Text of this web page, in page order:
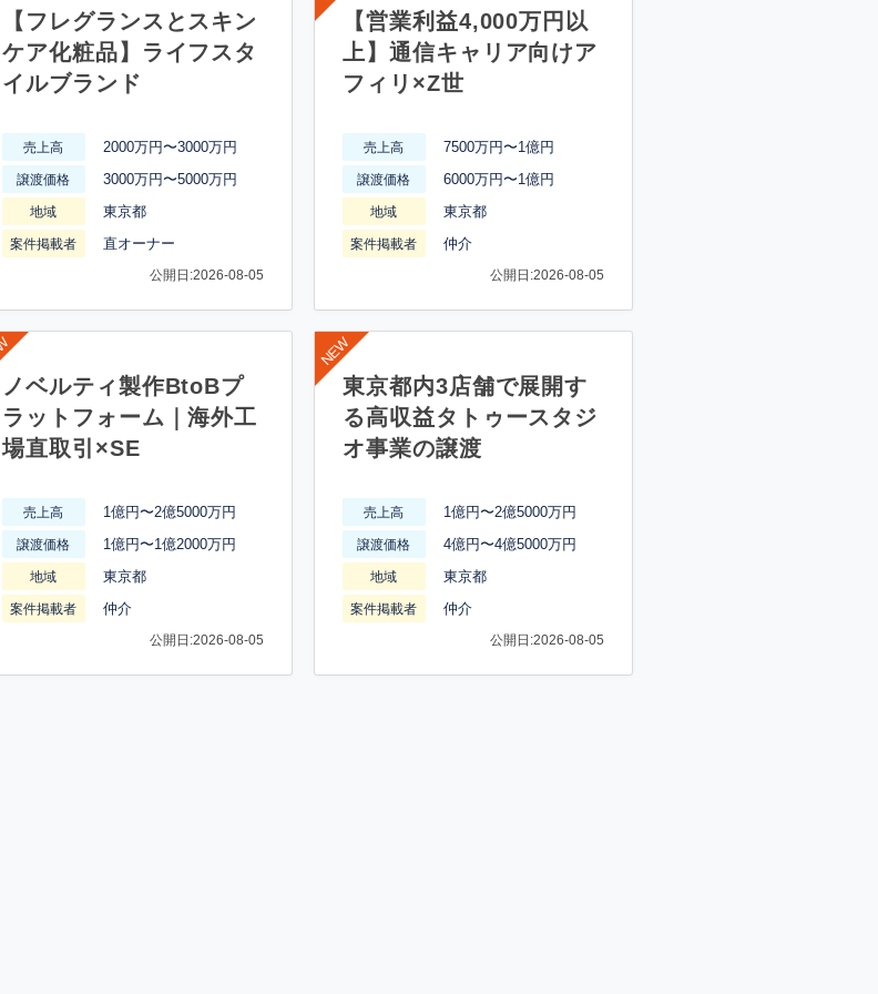
【フレグランスとスキン
ケア化粧品】ライフスタ
イルブランド
売上高 2000万円〜3000万円
譲渡価格 3000万円〜5000万円
地域 東京都
案件掲載者 直オーナー
公開日:2026-08-05
【営業利益4,000万円以
上】通信キャリア向けア
フィリ×Z世
売上高 7500万円〜1億円
譲渡価格 6000万円〜1億円
地域 東京都
案件掲載者 仲介
公開日:2026-08-05
ノベルティ製作BtoBプ
ラットフォーム｜海外工
場直取引×SE
売上高 1億円〜2億5000万円
譲渡価格 1億円〜1億2000万円
地域 東京都
案件掲載者 仲介
公開日:2026-08-05
東京都内3店舗で展開す
る高収益タトゥースタジ
オ事業の譲渡
売上高 1億円〜2億5000万円
譲渡価格 4億円〜4億5000万円
地域 東京都
案件掲載者 仲介
公開日:2026-08-05